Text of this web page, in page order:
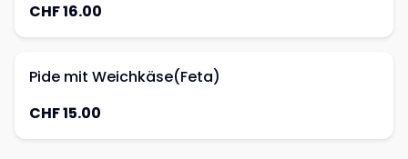
CHF 16.00
Pide mit Weichkäse(Feta)
CHF 15.00